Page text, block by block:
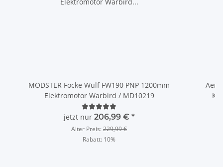
MODSTER Focke Wulf FW190 PNP 1200mm
Elektromotor Warbird / MD10219
jetzt nur 206,99 € *
Alter Preis:229,99 €
Rabatt: 10%
Aero